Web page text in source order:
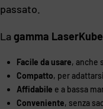
passato.
La gamma LaserKube
Facile da usare, anche
Compatto, per
Affidabile e a bassa
Conveniente, senza